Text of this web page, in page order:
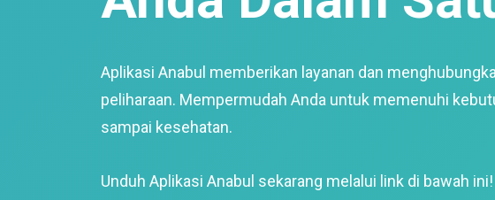
Aplikasi Anabul memberikan layanan dan
peliharaan. Mempermudah Anda untuk memenuhi
sampai kesehatan.
Unduh Aplikasi Anabul sekarang melalui link di bawah ini!